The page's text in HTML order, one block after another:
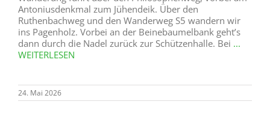
Antoniusdenkmal zum Jühendeik. Über den
Ruthenbachweg und den Wanderweg S5 wandern wir
ins Pagenholz. Vorbei an der Beinebaumelbank geht’s
dann durch die Nadel zurück zur Schützenhalle. Bei ...
WEITERLESEN
24. Mai 2026